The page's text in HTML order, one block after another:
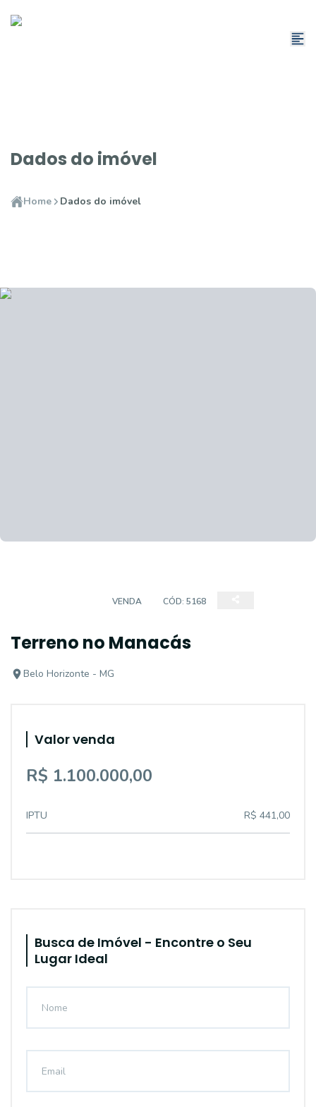
Dados do imóvel
Home Dados do imóvel
VENDA CÓD: 5168
Terreno no Manacás
Belo Horizonte - MG
Valor venda
R$ 1.100.000,00
IPTU R$ 441,00
Busca de Imóvel - Encontre o Seu
Lugar Ideal